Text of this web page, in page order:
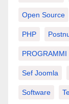
Open Source
PHP
PROGRAMMI
Sef Joomla
Software